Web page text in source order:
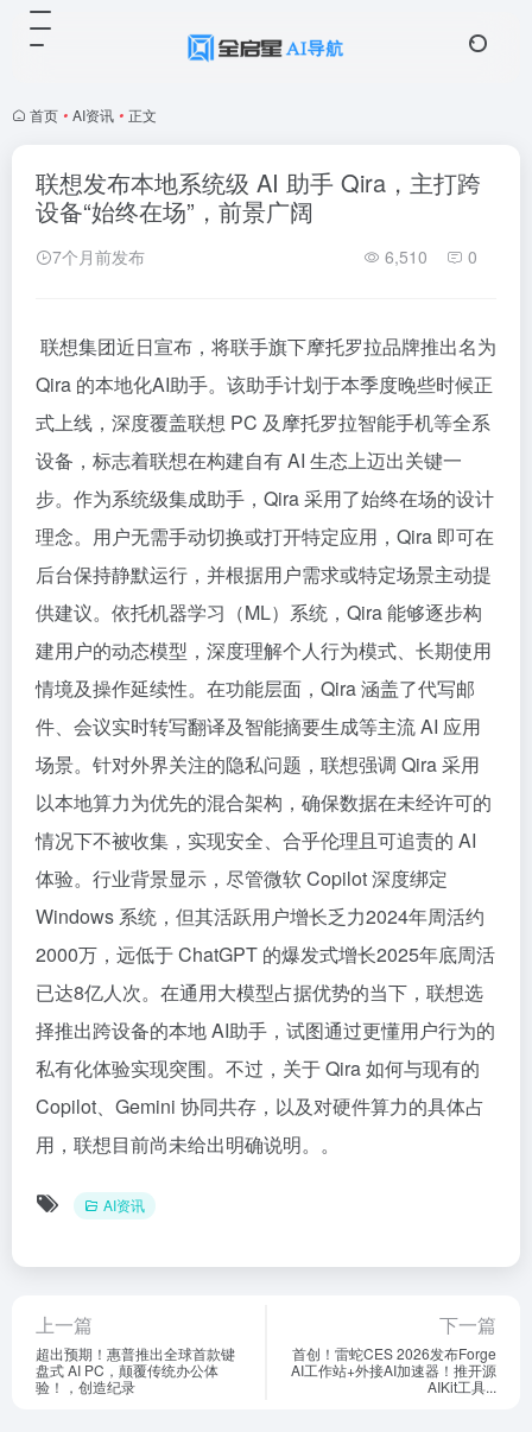
首页 • AI资讯 • 正文
联想发布本地系统级 AI 助手 Qira，主打跨
设备“始终在场”，前景广阔
7个月前发布 6,510 0
联想集团近日宣布，将联手旗下摩托罗拉品牌推出名为
Qira 的本地化AI助手。该助手计划于本季度晚些时候正
式上线，深度覆盖联想 PC 及摩托罗拉智能手机等全系
设备，标志着联想在构建自有 AI 生态上迈出关键一
步。作为系统级集成助手，Qira 采用了始终在场的设计
理念。用户无需手动切换或打开特定应用，Qira 即可在
后台保持静默运行，并根据用户需求或特定场景主动提
供建议。依托机器学习（ML）系统，Qira 能够逐步构
建用户的动态模型，深度理解个人行为模式、长期使用
情境及操作延续性。在功能层面，Qira 涵盖了代写邮
件、会议实时转写翻译及智能摘要生成等主流 AI 应用
场景。针对外界关注的隐私问题，联想强调 Qira 采用
以本地算力为优先的混合架构，确保数据在未经许可的
情况下不被收集，实现安全、合乎伦理且可追责的 AI
体验。行业背景显示，尽管微软 Copilot 深度绑定
Windows 系统，但其活跃用户增长乏力2024年周活约
2000万，远低于 ChatGPT 的爆发式增长2025年底周活
已达8亿人次。在通用大模型占据优势的当下，联想选
择推出跨设备的本地 AI助手，试图通过更懂用户行为的
私有化体验实现突围。不过，关于 Qira 如何与现有的
Copilot、Gemini 协同共存，以及对硬件算力的具体占
用，联想目前尚未给出明确说明。。
AI资讯
上一篇
超出预期！惠普推出全球首款键
盘式 AI PC，颠覆传统办公体
验！，创造纪录
下一篇
首创！雷蛇CES 2026发布Forge
AI工作站+外接AI加速器！推开源
AIKit工具...